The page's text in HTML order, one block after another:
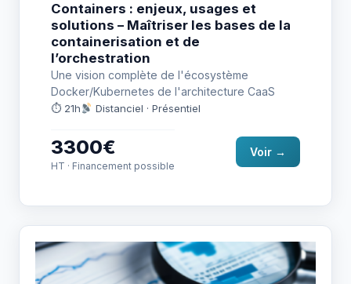
Containers : enjeux, usages et
solutions – Maîtriser les bases de la
containerisation et de
l’orchestration
Une vision complète de l'écosystème
Docker/Kubernetes de l'architecture CaaS
⏱ 21h Distanciel · Présentiel
3300€
HT · Financement possible
Voir →